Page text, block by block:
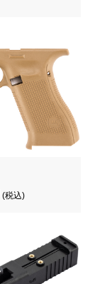
(税込)